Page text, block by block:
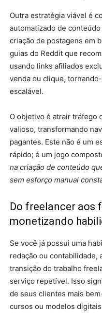
Outra estratégia viável é
automatizado de
criação de postagens em
guias do Reddit que
usando links afiliados
venda ou clique,
escalável.
O objetivo é atrair tráfego
valioso, transformando
pagantes. Este não é um
rápido; é um jogo
na criação de conteúdo
sem esforço manual
Do freelancer aos
monetizando
Se você já possui uma
redação ou contabilidade,
transição do trabalho
serviço repetível. Isso
de seus clientes mais
cursos ou modelos